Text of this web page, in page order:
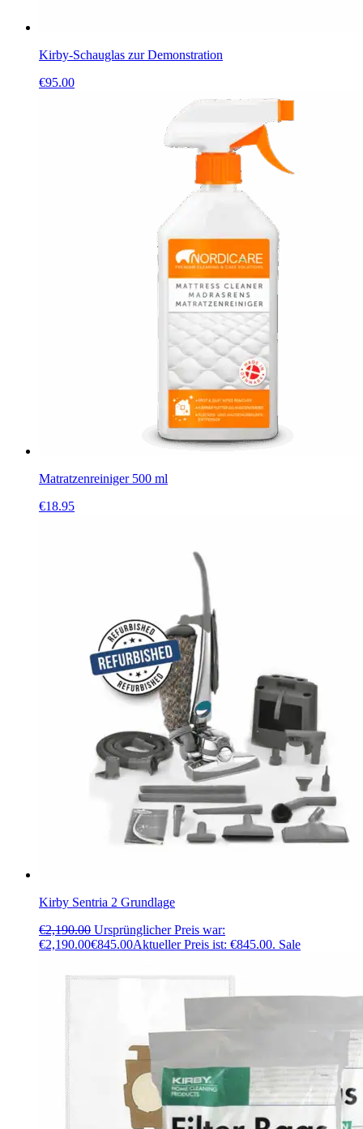
Kirby-Schauglas zur Demonstration
€95.00
Matratzenreiniger 500 ml
€18.95
Kirby Sentria 2 Grundlage
€2,190.00 Ursprünglicher Preis war:
€2,190.00€845.00Aktueller Preis ist: €845.00. Sale